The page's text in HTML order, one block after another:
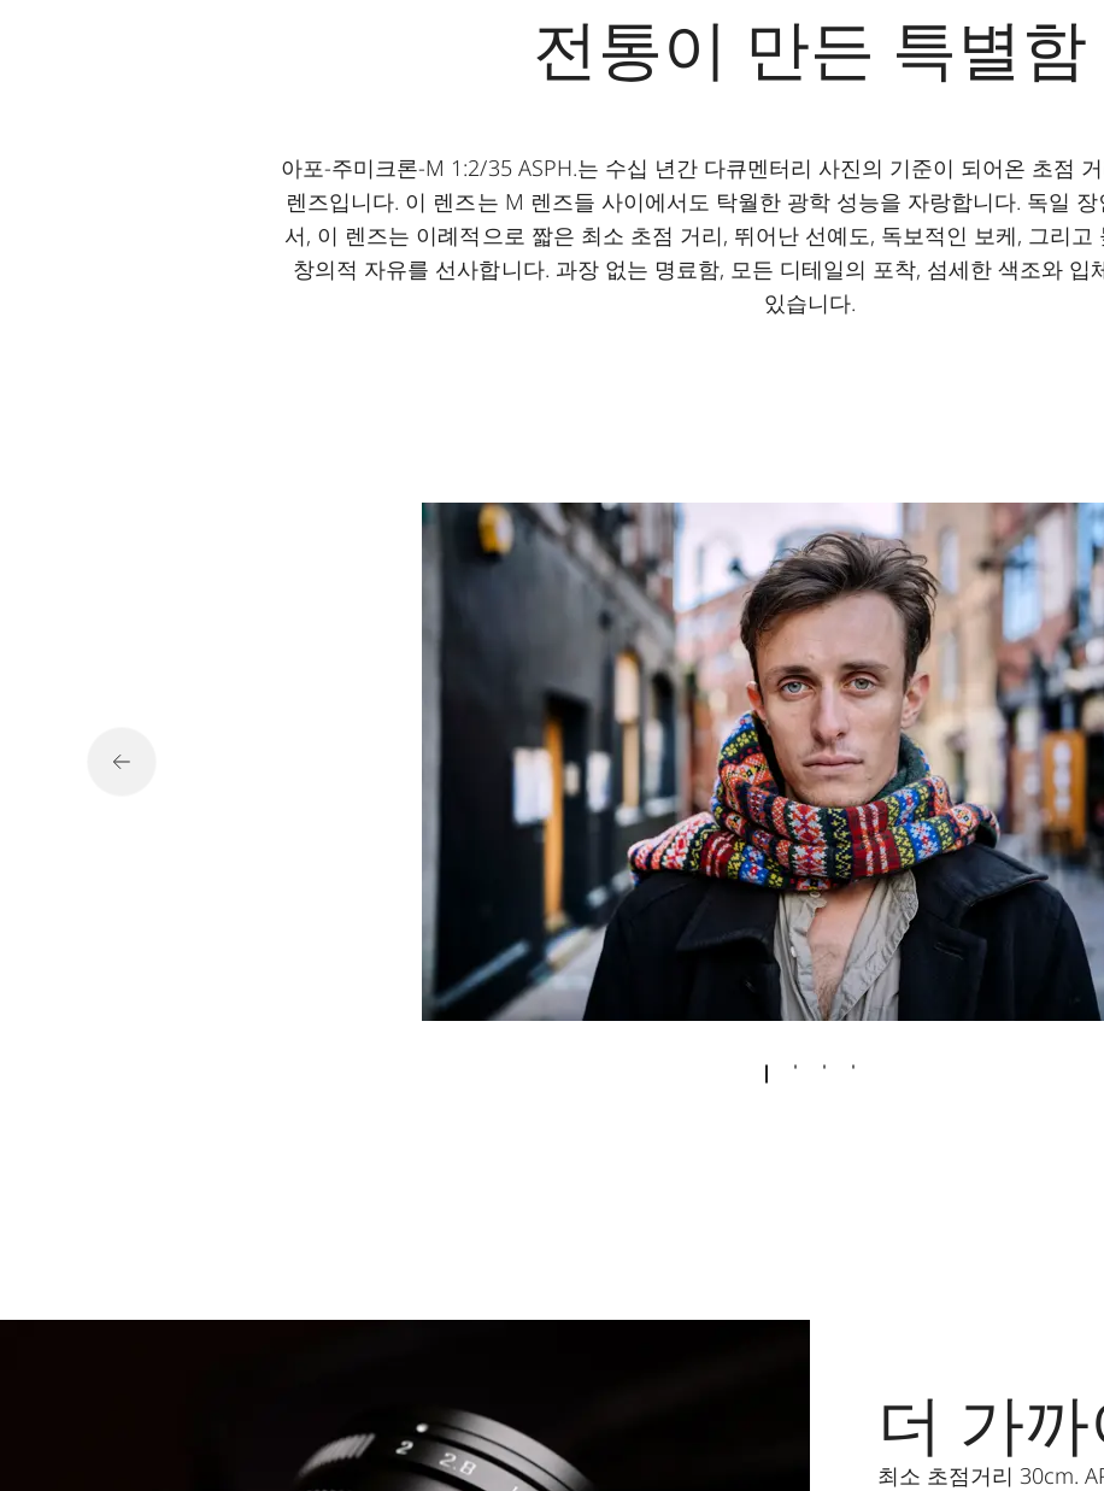
전통이 만든 특별함
아포-주미크론-M 1:2/35 ASPH.는 수십 년간 다큐멘터리 사진의 기준이 되어온 초점
렌즈입니다. 이 렌즈는 M 렌즈들 사이에서도 탁월한 광학 성능을 자랑합니다. 독일
서, 이 렌즈는 이례적으로 짧은 최소 초점 거리, 뛰어난 선예도, 독보적인 보케, 그리고
창의적 자유를 선사합니다. 과장 없는 명료함, 모든 디테일의 포착, 섬세한 색조와 입
있습니다.
더 가
최소 초점거리 30cm.